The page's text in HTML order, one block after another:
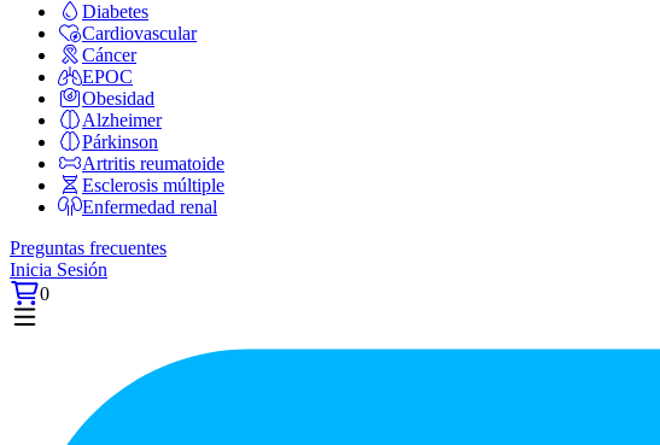
Diabetes
Cardiovascular
Cáncer
EPOC
Obesidad
Alzheimer
Párkinson
Artritis reumatoide
Esclerosis múltiple
Enfermedad renal
Preguntas frecuentes
Inicia Sesión
0